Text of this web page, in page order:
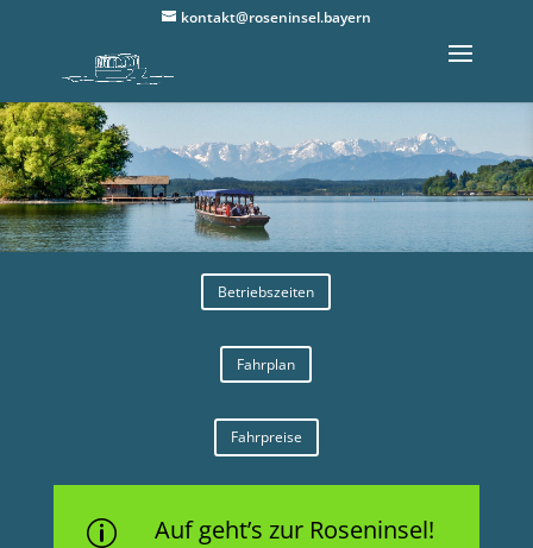
kontakt@roseninsel.bayern
Betriebszeiten
Fahrplan
Fahrpreise
p Auf geht’s zur Roseninsel!